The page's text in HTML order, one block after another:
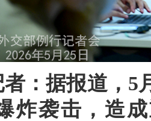
：据报道，5
炸袭击，造